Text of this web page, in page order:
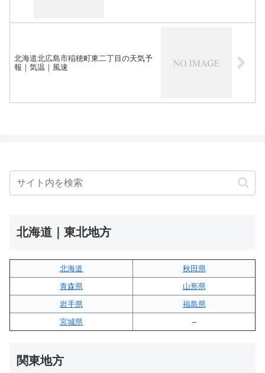
北海道北広島市稲穂町東二丁目の天気予
報｜気温｜風速
北海道｜東北地方
北海道
秋田県
青森県
山形県
岩手県
福島県
宮城県
–
関東地方